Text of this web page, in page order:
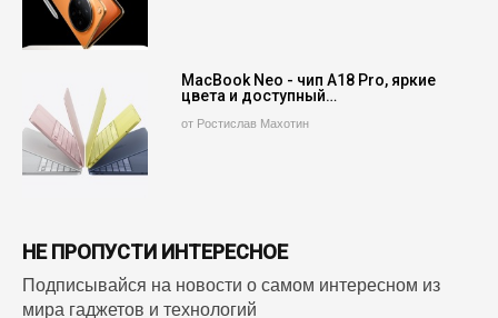
MacBook Neo - чип A18 Pro, яркие
цвета и доступный…
от Ростислав Махотин
НЕ ПРОПУСТИ ИНТЕРЕСНОЕ
Подписывайся на новости о самом интересном из
мира гаджетов и технологий